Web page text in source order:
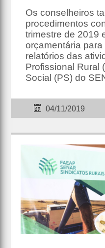
Os conselheiros
procedimentos
trimestre de 2019
orçamentária
relatórios das
Profissional Rural
Social (PS) do
04/11/2019